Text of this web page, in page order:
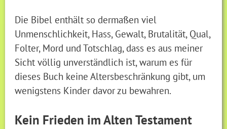
Die Bibel enthält so dermaßen viel
Unmenschlichkeit, Hass, Gewalt, Brutalität, Qual,
Folter, Mord und Totschlag, dass es aus meiner
Sicht völlig unverständlich ist, warum es für
dieses Buch keine Altersbeschränkung gibt, um
wenigstens Kinder davor zu bewahren.
Kein Frieden im Alten Testament